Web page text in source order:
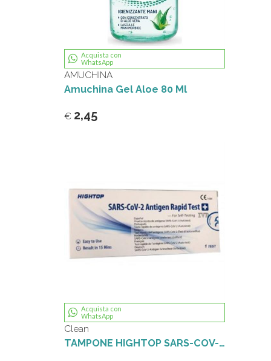
Acquista con
WhatsApp
AMUCHINA
Amuchina Gel Aloe 80 Ml
€ 2,45
Acquista con
WhatsApp
Clean
TAMPONE HIGHTOP SARS-COV-2 TEST RAPIDO ANTIGENICO COVID-19